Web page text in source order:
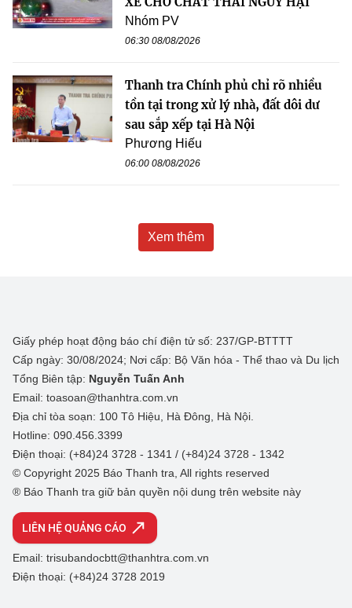
Nhóm PV
06:30 08/08/2026
Thanh tra Chính phủ chỉ rõ nhiều
tồn tại trong xử lý nhà, đất dôi dư
sau sắp xếp tại Hà Nội
Phương Hiếu
06:00 08/08/2026
Xem thêm
Giấy phép hoạt động báo chí điện tử số: 237/GP-BTTTT
Cấp ngày: 30/08/2024; Nơi cấp: Bộ Văn hóa - Thể thao và Du lịch
Tổng Biên tập: Nguyễn Tuấn Anh
Email: toasoan@thanhtra.com.vn
Địa chỉ tòa soạn: 100 Tô Hiệu, Hà Đông, Hà Nội.
Hotline: 090.456.3399
Điện thoại: (+84)24 3728 - 1341 / (+84)24 3728 - 1342
© Copyright 2025 Báo Thanh tra, All rights reserved
® Báo Thanh tra giữ bản quyền nội dung trên website này
LIÊN HỆ QUẢNG CÁO
Email: trisubandocbtt@thanhtra.com.vn
Điện thoại: (+84)24 3728 2019